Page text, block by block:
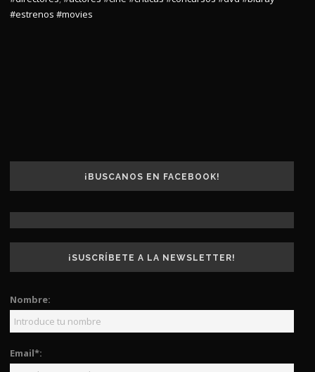
#estrenos #movies
¡BUSCANOS EN FACEBOOK!
¡SUSCRÍBETE A LA NEWSLETTER!
Nombre:
Email*: